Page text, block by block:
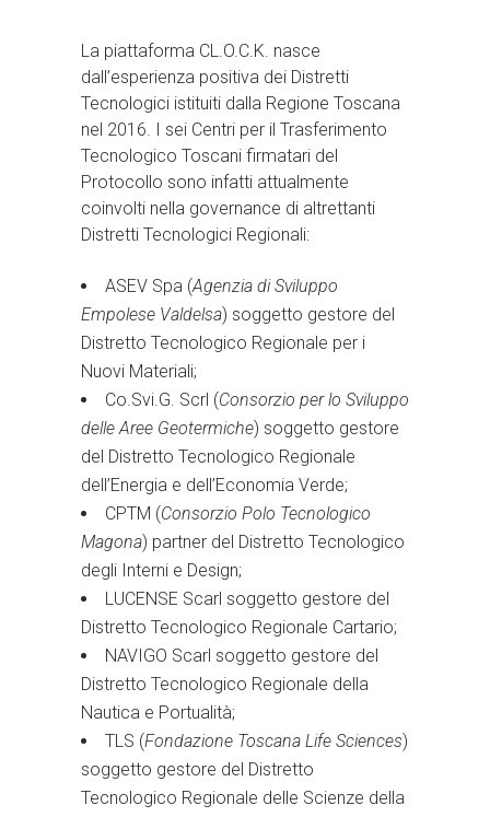
La piattaforma CL.O.C.K. nasce
dall’esperienza positiva dei Distretti
Tecnologici istituiti dalla Regione Toscana
nel 2016. I sei Centri per il Trasferimento
Tecnologico Toscani firmatari del
Protocollo sono infatti attualmente
coinvolti nella governance di altrettanti
Distretti Tecnologici Regionali:
ASEV Spa (Agenzia di Sviluppo
Empolese Valdelsa) soggetto gestore del
Distretto Tecnologico Regionale per i
Nuovi Materiali;
Co.Svi.G. Scrl (Consorzio per lo Sviluppo
delle Aree Geotermiche) soggetto gestore
del Distretto Tecnologico Regionale
dell’Energia e dell’Economia Verde;
CPTM (Consorzio Polo Tecnologico
Magona) partner del Distretto Tecnologico
degli Interni e Design;
LUCENSE Scarl soggetto gestore del
Distretto Tecnologico Regionale Cartario;
NAVIGO Scarl soggetto gestore del
Distretto Tecnologico Regionale della
Nautica e Portualità;
TLS (Fondazione Toscana Life Sciences)
soggetto gestore del Distretto
Tecnologico Regionale delle Scienze della